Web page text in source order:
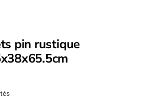
pin rustique